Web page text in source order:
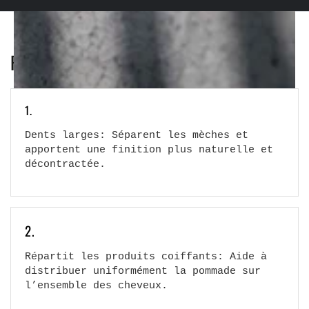
PEIGNE THE HOLY BARBER EN 4 POINTS
1.
Dents larges: Séparent les mèches et
apportent une finition plus naturelle et
décontractée.
2.
Répartit les produits coiffants: Aide à
distribuer uniformément la pommade sur
l’ensemble des cheveux.